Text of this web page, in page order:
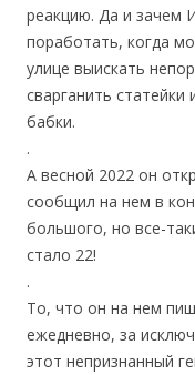
реакцию. Да и зачем
поработать, когда
улице выискать
сварганить
бабки.
.
А весной 2022 он
сообщил на нем в
большого, но все-
стало 22!
.
То, что он на нем
ежедневно, за
этот непризнанный